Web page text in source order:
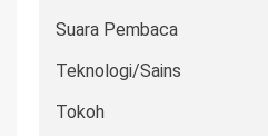
Suara Pembaca
Teknologi/Sains
Tokoh